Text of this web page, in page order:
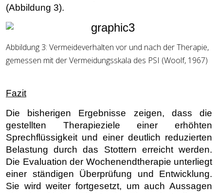
(Abbildung 3).
Abbildung 3: Vermeideverhalten vor und nach der Therapie,
gemessen mit der Vermeidungsskala des PSI (Woolf, 1967)
Fazit
Die bisherigen Ergebnisse zeigen, dass die
gestellten Therapieziele einer erhöhten
Sprechflüssigkeit und einer deutlich reduzierten
Belastung durch das Stottern erreicht werden.
Die Evaluation der Wochenendtherapie unterliegt
einer ständigen Überprüfung und Entwicklung.
Sie wird weiter fortgesetzt, um auch Aussagen